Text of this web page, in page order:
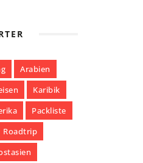
Arabien
Karibik
Packliste
Roadtrip